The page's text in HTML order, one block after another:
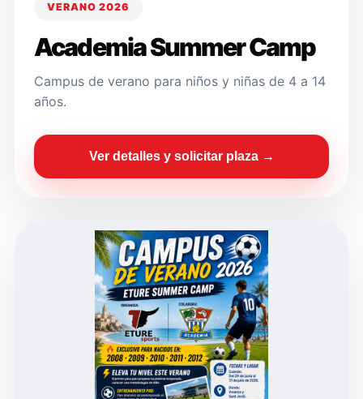
VERANO 2026
Academia Summer Camp
Campus de verano para niños y niñas de 4 a 14
años.
Ver detalles y solicitar plaza →